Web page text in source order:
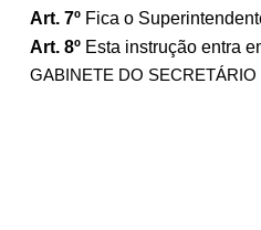
Art. 7ºFica o
Art. 8ºEsta instrução entra
GABINETE DO SECRETÁRIO